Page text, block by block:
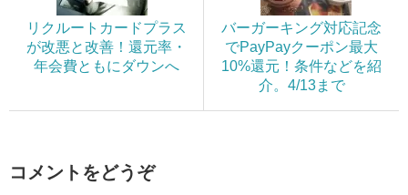
リクルートカードプラス
が改悪と改善！還元率・
年会費ともにダウンへ
バーガーキング対応記念
でPayPayクーポン最大
10%還元！条件などを紹
介。4/13まで
コメントをどうぞ